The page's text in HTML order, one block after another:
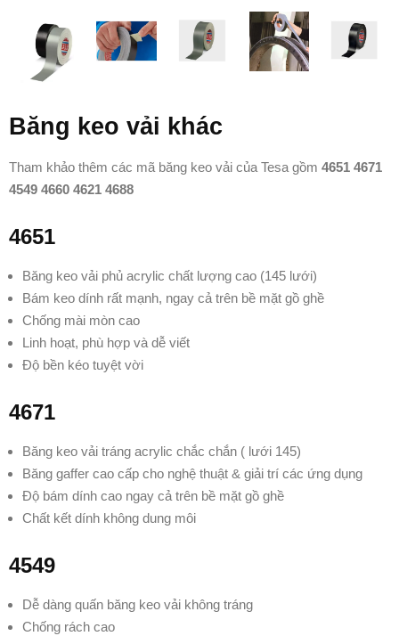
Băng keo vải khác
Tham khảo thêm các mã băng keo vải của Tesa gồm 4651 4671
4549 4660 4621 4688
4651
Băng keo vải phủ acrylic chất lượng cao (145 lưới)
Bám keo dính rất mạnh, ngay cả trên bề mặt gồ ghề
Chống mài mòn cao
Linh hoạt, phù hợp và dễ viết
Độ bền kéo tuyệt vời
4671
Băng keo vải tráng acrylic chắc chắn ( lưới 145)
Băng gaffer cao cấp cho nghệ thuật & giải trí các ứng dụng
Độ bám dính cao ngay cả trên bề mặt gồ ghề
Chất kết dính không dung môi
4549
Dễ dàng quấn băng keo vải không tráng
Chống rách cao